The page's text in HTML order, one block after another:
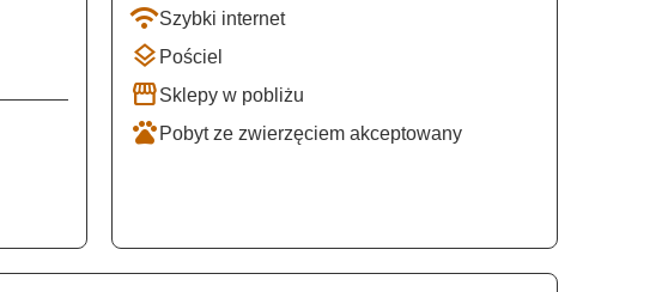
wifiSzybki internet
layers Pościel
storefrontSklepy w pobliżu
pets Pobyt ze zwierzęciem akceptowany